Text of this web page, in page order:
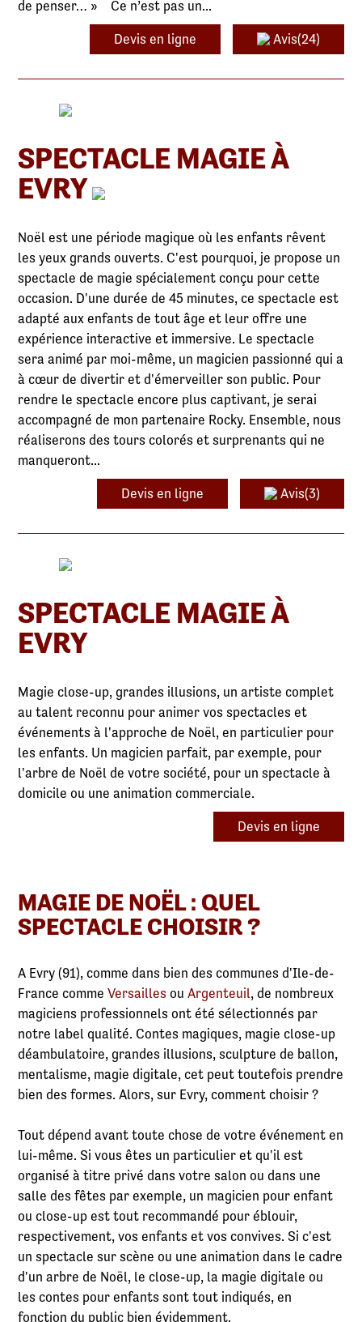
de penser… » Ce n’est pas un...
Devis en ligne Avis(24)
SPECTACLE MAGIE À
EVRY
Noël est une période magique où les enfants rêvent
les yeux grands ouverts. C'est pourquoi, je propose un
spectacle de magie spécialement conçu pour cette
occasion. D'une durée de 45 minutes, ce spectacle est
adapté aux enfants de tout âge et leur offre une
expérience interactive et immersive. Le spectacle
sera animé par moi-même, un magicien passionné qui a
à cœur de divertir et d'émerveiller son public. Pour
rendre le spectacle encore plus captivant, je serai
accompagné de mon partenaire Rocky. Ensemble, nous
réaliserons des tours colorés et surprenants qui ne
manqueront...
Devis en ligne Avis(3)
SPECTACLE MAGIE À
EVRY
Magie close-up, grandes illusions, un artiste complet
au talent reconnu pour animer vos spectacles et
événements à l'approche de Noël, en particulier pour
les enfants. Un magicien parfait, par exemple, pour
l'arbre de Noël de votre société, pour un spectacle à
domicile ou une animation commerciale.
Devis en ligne
MAGIE DE NOËL : QUEL
SPECTACLE CHOISIR ?
A Evry (91), comme dans bien des communes d'Ile-de-
France commeVersailles ouArgenteuil, de nombreux
magiciens professionnels ont été sélectionnés par
notre label qualité. Contes magiques, magie close-up
déambulatoire, grandes illusions, sculpture de ballon,
mentalisme, magie digitale, cet peut toutefois prendre
bien des formes. Alors, sur Evry, comment choisir ?
Tout dépend avant toute chose de votre événement en
lui-même. Si vous êtes un particulier et qu'il est
organisé à titre privé dans votre salon ou dans une
salle des fêtes par exemple, un magicien pour enfant
ou close-up est tout recommandé pour éblouir,
respectivement, vos enfants et vos convives. Si c'est
un spectacle sur scène ou une animation dans le cadre
d'un arbre de Noël, le close-up, la magie digitale ou
les contes pour enfants sont tout indiqués, en
fonction du public bien évidemment.